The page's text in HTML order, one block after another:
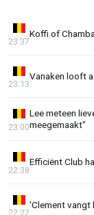
Koffi of
23:37
Vanaken looft
23:13
Lee meteen
meegemaakt"
23:00
Efficiënt Club
22:38
'Clement vangt
22:22